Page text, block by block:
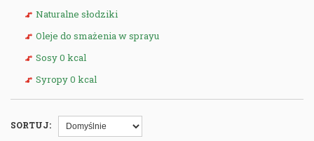
Dżemy
i wiele innych produktów
Polecamy także oleje do smażenia bez tłuszczu, które pozwalają na
Dzięki produktom Walden Farms i innych producentów będziesz mógł
Naturalne słodziki
Oleje do smażenia w sprayu
Sosy 0 kcal
Syropy 0 kcal
SORTUJ: